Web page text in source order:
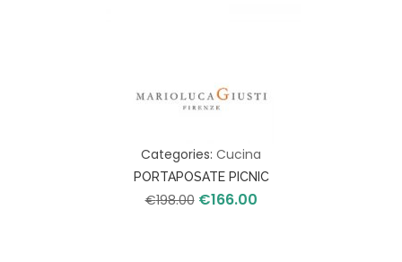
Categories: Cucina
PORTAPOSATE PICNIC
€198.00 Il€166.00Il